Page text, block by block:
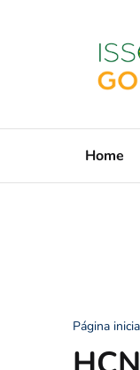
Home
Página